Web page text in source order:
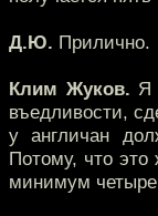
Д.Ю. Прилично.
Клим Жуков. Я
въедливости,
у англичан
Потому, что
минимум четыре